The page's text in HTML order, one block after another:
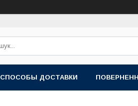
СПОСОБЫ ДОСТАВКИ